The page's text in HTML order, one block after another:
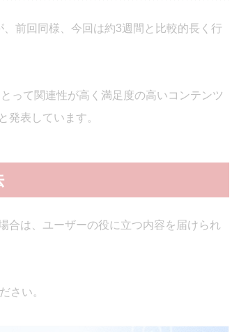
前回同様、今回は約3週間と比較的長く行
って関連性が高く満足度の高いコンテンツ
発表しています。
合は、ユーザーの役に立つ内容を届けられ
さい。